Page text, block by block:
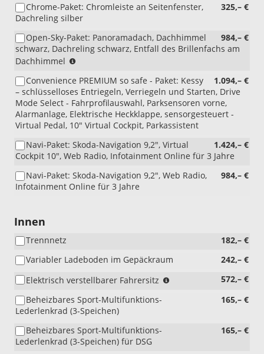
4A4)
mit
i.V.
mit
325,– €
Chrome-Paket: Chromleiste an Seitenfenster,
Dachreling silber
984,– €
Open-Sky-Paket: Panoramadach, Dachhimmel
schwarz, Dachreling schwarz, Entfall des Brillenfachs am
Dachhimmel
mit
Innenausstattung
AH/HQ/HO/JI)
1.094,– €
Convenience PREMIUM so safe - Paket: Kessy
– schlüsselloses Entriegeln, Verriegeln und Starten, Drive
Mode Select - Fahrprofilauswahl, Parksensoren vorne,
Alarmanlage, Elektrische Heckklappe, sensorgesteuert -
Virtual Pedal, 10" Virtual Cockpit, Parkassistent
1.424,– €
Navi-Paket: Skoda-Navigation 9,2", Virtual
Cockpit 10", Web Radio, Infotainment Online für 3 Jahre
984,– €
Navi-Paket: Skoda-Navigation 9,2", Web Radio,
Infotainment Online für 3 Jahre
Innen
182,– €
Trennnetz
242,– €
Variabler Ladeboden im Gepäckraum
572,– €
Elektrisch verstellbarer Fahrersitz
165,– €
Beheizbares Sport-Multifunktions-
Lederlenkrad (3-Speichen)
165,– €
Beheizbares Sport-Multifunktions-
Lederlenkrad (3-Speichen) für DSG